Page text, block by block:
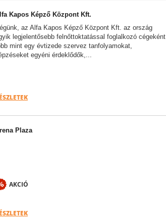
Kapos Képző Központ Kft.
az Alfa Kapos Képző Központ Kft. az ország
legjelentősebb felnőttoktatással foglalkozó cégeként
mint egy évtizede szervez tanfolyamokat,
egyéni érdeklődők,...
Plaza
AKCIÓ